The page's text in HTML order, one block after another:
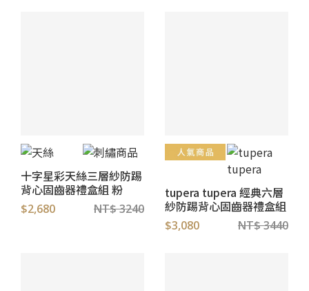
十字星彩天絲三層紗防踢
背心固齒器禮盒組 粉
$2,680 NT$ 3240
tupera tupera 經典六層
紗防踢背心固齒器禮盒組
$3,080 NT$ 3440